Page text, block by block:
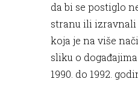
da bi se postiglo
stranu ili izravnali
koja je na više
sliku o
1990. do 1992.